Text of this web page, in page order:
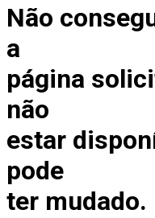
Não
a
página
não
estar
pode
ter mudado.